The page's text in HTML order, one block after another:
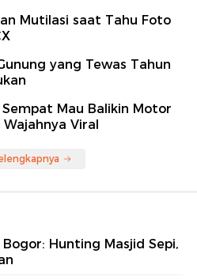
Mutilasi saat Tahu Foto
yang Tewas Tahun
Mau Balikin Motor
Viral
Hunting Masjid Sepi,